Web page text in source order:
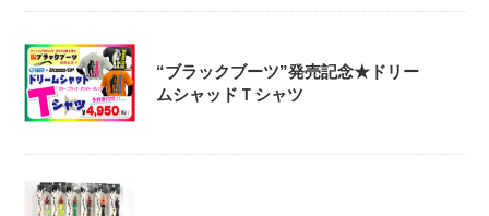
“ブラックブーツ”発売記念★ドリー
ムシャッドＴシャツ